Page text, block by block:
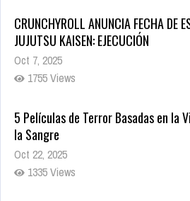
CRUNCHYROLL ANUNCIA FECHA DE
JUJUTSU KAISEN: EJECUCIÓN
Oct 7, 2025
1755 Views
5 Películas de Terror Basadas en la
la Sangre
Oct 22, 2025
1335 Views